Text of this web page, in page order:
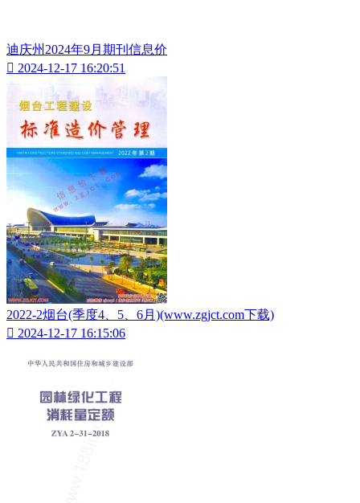
迪庆州2024年9月期刊信息价
 2024-12-17 16:20:51
2022-2烟台(季度4、5、6月)(www.zgjct.com下载)
 2024-12-17 16:15:06